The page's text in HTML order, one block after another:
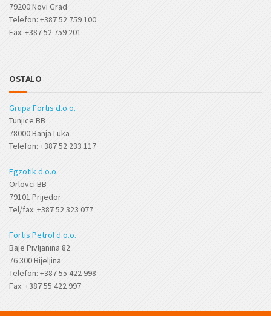
79200 Novi Grad
Telefon: +387 52 759 100
Fax: +387 52 759 201
OSTALO
Grupa Fortis d.o.o.
Tunjice BB
78000 Banja Luka
Telefon: +387 52 233 117
Egzotik d.o.o.
Orlovci BB
79101 Prijedor
Tel/fax: +387 52 323 077
Fortis Petrol d.o.o.
Baje Pivljanina 82
76 300 Bijeljina
Telefon: +387 55 422 998
Fax: +387 55 422 997